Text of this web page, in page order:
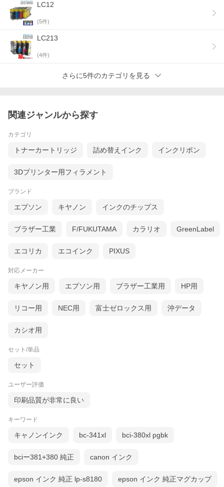
LC12
(5件)
LC213
(4件)
さらに5件のカテゴリを見る
関連ジャンルから探す
カテゴリ
トナーカートリッジ 詰め替えインク インクリボン
3Dプリンター用フィラメント
ブランド
エプソン キヤノン インクのチップス
ブラザー工業 F/FUKUTAMA カラリオ GreenLabel
エコリカ エコインク PIXUS
対応メーカー
キヤノン用 エプソン用 ブラザー工業用 HP用
リコー用 NEC用 富士ゼロックス用 沖データ
カシオ用
セット/単品
セット
ユーザー評価
印刷品質が非常に良い
キーワード
キャノンインク bc-341xl bci-380xl pgbk
bciー381+380 純正 canon インク
epson インク 純正 lp-s8180 epson インク 純正マグカップ